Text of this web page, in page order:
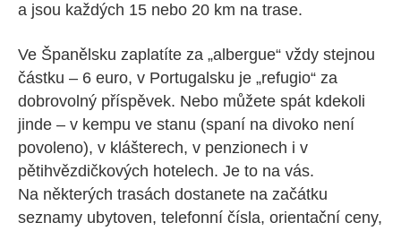
a jsou každých 15 nebo 20 km na trase.
Ve Španělsku zaplatíte za „albergue“ vždy stejnou
částku – 6 euro, v Portugalsku je „refugio“ za
dobrovolný příspěvek. Nebo můžete spát kdekoli
jinde – v kempu ve stanu (spaní na divoko není
povoleno), v klášterech, v penzionech i v
pětihvězdičkových hotelech. Je to na vás.
Na některých trasách dostanete na začátku
seznamy ubytoven, telefonní čísla, orientační ceny,